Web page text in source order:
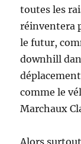
toutes les
réinventera
le futur,
downhill
comme le
Marchaux
Alors